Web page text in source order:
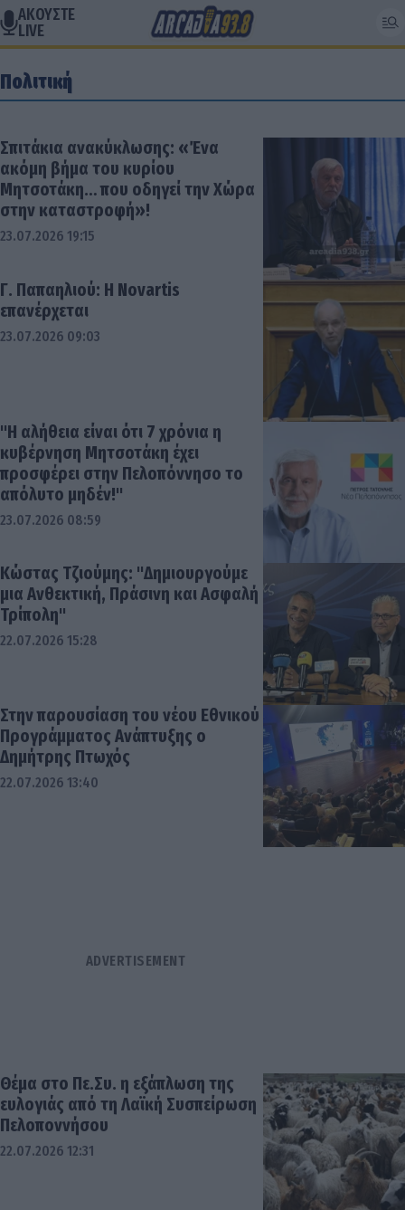
ΑΚΟΥΣΤΕ
LIVE
Πολιτική
Σπιτάκια ανακύκλωσης: «Ένα
ακόμη βήμα του κυρίου
Μητσοτάκη… που οδηγεί την Χώρα
στην καταστροφή»!
23.07.2026 19:15
Γ. Παπαηλιού: H Novartis
επανέρχεται
23.07.2026 09:03
"Η αλήθεια είναι ότι 7 χρόνια η
κυβέρνηση Μητσοτάκη έχει
προσφέρει στην Πελοπόννησο το
απόλυτο μηδέν!"
23.07.2026 08:59
Κώστας Τζιούμης: "Δημιουργούμε
μια Ανθεκτική, Πράσινη και Ασφαλή
Τρίπολη"
22.07.2026 15:28
Στην παρουσίαση του νέου Εθνικού
Προγράμματος Ανάπτυξης ο
Δημήτρης Πτωχός
22.07.2026 13:40
Θέμα στο Πε.Συ. η εξάπλωση της
ευλογιάς από τη Λαϊκή Συσπείρωση
Πελοποννήσου
22.07.2026 12:31